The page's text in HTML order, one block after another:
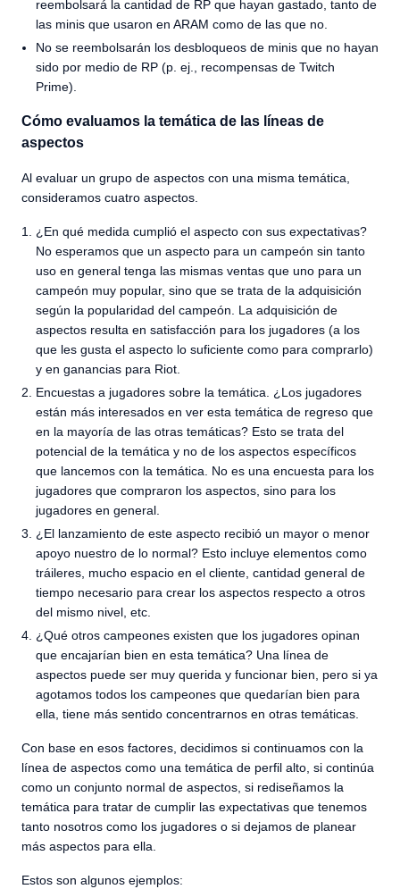
reembolsará la cantidad de RP que hayan gastado, tanto de
las minis que usaron en ARAM como de las que no.
No se reembolsarán los desbloqueos de minis que no hayan
sido por medio de RP (p. ej., recompensas de Twitch
Prime).
Cómo evaluamos la temática de las líneas de
aspectos
Al evaluar un grupo de aspectos con una misma temática,
consideramos cuatro aspectos.
¿En qué medida cumplió el aspecto con sus expectativas?
No esperamos que un aspecto para un campeón sin tanto
uso en general tenga las mismas ventas que uno para un
campeón muy popular, sino que se trata de la adquisición
según la popularidad del campeón. La adquisición de
aspectos resulta en satisfacción para los jugadores (a los
que les gusta el aspecto lo suficiente como para comprarlo)
y en ganancias para Riot.
Encuestas a jugadores sobre la temática. ¿Los jugadores
están más interesados en ver esta temática de regreso que
en la mayoría de las otras temáticas? Esto se trata del
potencial de la temática y no de los aspectos específicos
que lancemos con la temática. No es una encuesta para los
jugadores que compraron los aspectos, sino para los
jugadores en general.
¿El lanzamiento de este aspecto recibió un mayor o menor
apoyo nuestro de lo normal? Esto incluye elementos como
tráileres, mucho espacio en el cliente, cantidad general de
tiempo necesario para crear los aspectos respecto a otros
del mismo nivel, etc.
¿Qué otros campeones existen que los jugadores opinan
que encajarían bien en esta temática? Una línea de
aspectos puede ser muy querida y funcionar bien, pero si ya
agotamos todos los campeones que quedarían bien para
ella, tiene más sentido concentrarnos en otras temáticas.
Con base en esos factores, decidimos si continuamos con la
línea de aspectos como una temática de perfil alto, si continúa
como un conjunto normal de aspectos, si rediseñamos la
temática para tratar de cumplir las expectativas que tenemos
tanto nosotros como los jugadores o si dejamos de planear
más aspectos para ella.
Estos son algunos ejemplos: